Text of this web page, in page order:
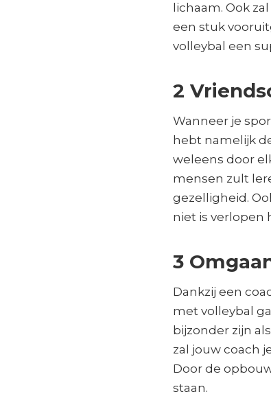
lichaam. Ook
een stuk
volleybal een
2
Wanneer je
hebt namelijk
weleens door
mensen zult
gezelligheid.
niet is verlopen
3
Dankzij een
met volleybal
bijzonder zijn
zal jouw coach
Door de
staan.